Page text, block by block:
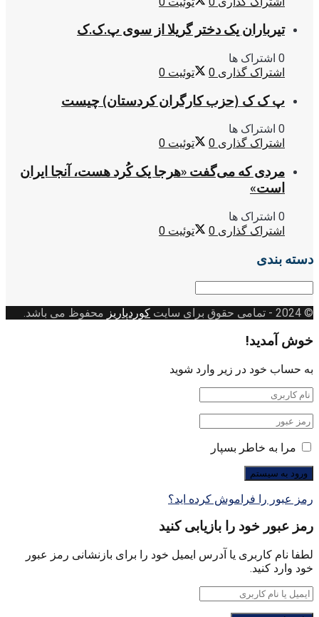
تیرباران یک دختر گریلا از سوی پ.ک.ک
0 اشتراک ها
اشتراک گذاری 0 توئیت 0
پ ک ک (حزب کارگران کردستان) چیست
0 اشتراک ها
اشتراک گذاری 0 توئیت 0
مردی که می‌گفت «هرجا یک کُرد هست، آنجا ایران
است»
0 اشتراک ها
اشتراک گذاری 0 توئیت 0
دسته بندی
© 2024
- تمامی حقوق برای سایت کوردپاریز محفوظ می باشد.
خوش آمدید!
به حساب خود در زیر وارد شوید
مرا به خاطر بسپار
رمز عبور را فراموش کرده اید؟
رمز عبور خود را بازیابی کنید
لطفا نام کاربری یا آدرس ایمیل خود را برای بازنشانی رمز عبور
خود وارد کنید.